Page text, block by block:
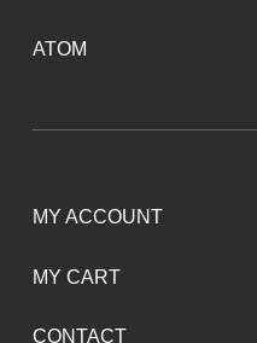
ATOM
MY ACCOUNT
MY CART
CONTACT